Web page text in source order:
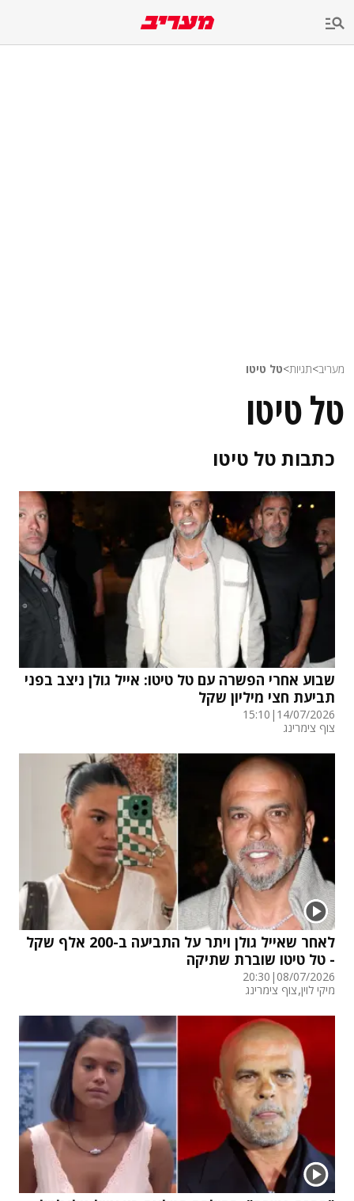
מעריב>תגיות>טל טיטו
טל טיטו
כתבות טל טיטו
שבוע אחרי הפשרה עם טל טיטו: אייל גולן ניצב בפני
תביעת חצי מיליון שקל
14/07/2026
|
15:10
צוף צימרינג
לאחר שאייל גולן ויתר על התביעה ב-200 אלף שקל
- טל טיטו שוברת שתיקה
08/07/2026
|
20:30
מיקי לוין,צוף צימרינג